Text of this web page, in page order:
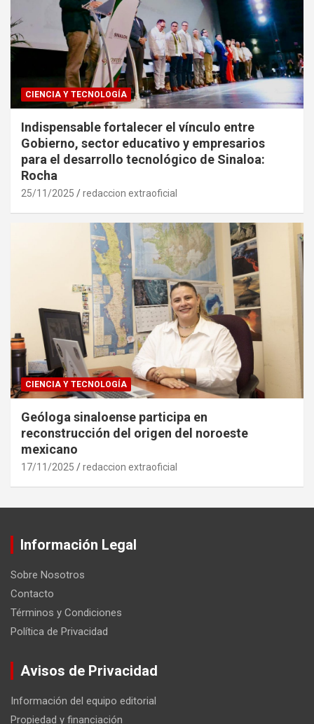
CIENCIA Y TECNOLOGÍA
Indispensable fortalecer el vínculo entre
Gobierno, sector educativo y empresarios
para el desarrollo tecnológico de Sinaloa:
Rocha
25/11/2025 redaccion extraoficial
CIENCIA Y TECNOLOGÍA
Geóloga sinaloense participa en
reconstrucción del origen del noroeste
mexicano
17/11/2025 redaccion extraoficial
Información Legal
Sobre Nosotros
Contacto
Términos y Condiciones
Política de Privacidad
Avisos de Privacidad
Información del equipo editorial
Propiedad y financiación